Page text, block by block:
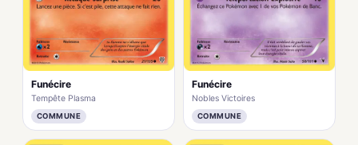
Funécire
Tempête Plasma
COMMUNE
Funécire
Nobles Victoires
COMMUNE